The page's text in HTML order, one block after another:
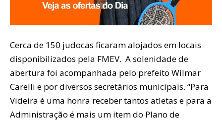
Cerca de 150 judocas ficaram alojados em locais
disponibilizados pela FMEV. A solenidade de
abertura foi acompanhada pelo prefeito Wilmar
Carelli e por diversos secretários municipais. “Para
Videira é uma honra receber tantos atletas e para a
Administração é mais um item do Plano de